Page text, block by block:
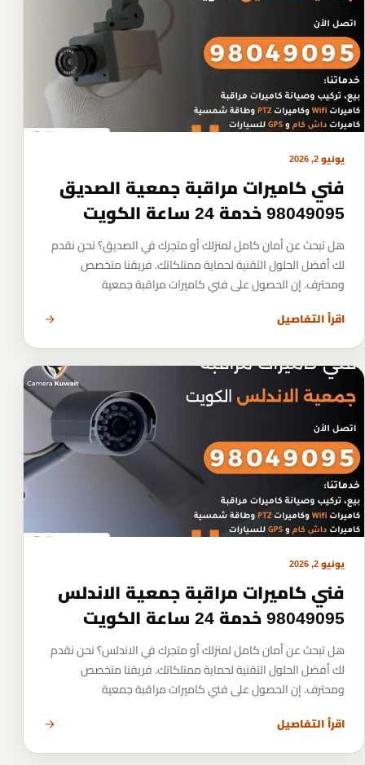
يونيو 2, 2026
فني كاميرات مراقبة جمعية الصديق
98049095 خدمة 24 ساعة الكويت
هل تبحث عن أمان كامل لمنزلك أو متجرك في الصديق؟ نحن نقدم
لك أفضل الحلول التقنية لحماية ممتلكاتك. فريقنا متخصص
ومحترف. إن الحصول على فني كاميرات مراقبة جمعية
اقرأ التفاصيل
يونيو 2, 2026
فني كاميرات مراقبة جمعية الاندلس
98049095 خدمة 24 ساعة الكويت
هل تبحث عن أمان كامل لمنزلك أو متجرك في الاندلس؟ نحن نقدم
لك أفضل الحلول التقنية لحماية ممتلكاتك. فريقنا متخصص
ومحترف. إن الحصول على فني كاميرات مراقبة جمعية
اقرأ التفاصيل